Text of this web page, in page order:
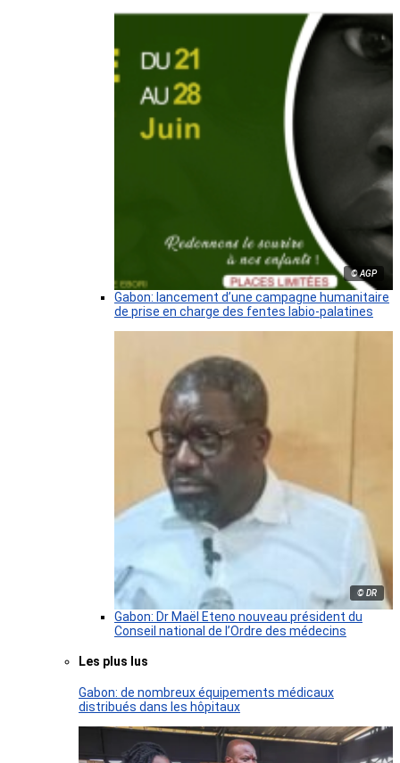
© AGP
Gabon: lancement d’une campagne humanitaire
de prise en charge des fentes labio-palatines
© DR
Gabon: Dr Maël Eteno nouveau président du
Conseil national de l’Ordre des médecins
Les plus lus
Gabon: de nombreux équipements médicaux
distribués dans les hôpitaux